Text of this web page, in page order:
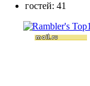
гостей: 41